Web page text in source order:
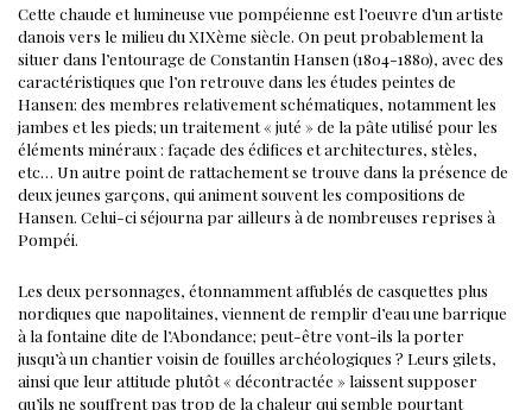
Cette chaude et lumineuse vue pompéienne est l’oeuvre d’un artiste
danois vers le milieu du XIXème siècle. On peut probablement la
situer dans l’entourage de Constantin Hansen (1804-1880), avec des
caractéristiques que l’on retrouve dans les études peintes de
Hansen: des membres relativement schématiques, notamment les
jambes et les pieds; un traitement « juté » de la pâte utilisé pour les
éléments minéraux : façade des édifices et architectures, stèles,
etc… Un autre point de rattachement se trouve dans la présence de
deux jeunes garçons, qui animent souvent les compositions de
Hansen. Celui-ci séjourna par ailleurs à de nombreuses reprises à
Pompéi.
Les deux personnages, étonnamment affublés de casquettes plus
nordiques que napolitaines, viennent de remplir d’eau une barrique
à la fontaine dite de l’Abondance; peut-être vont-ils la porter
jusqu’à un chantier voisin de fouilles archéologiques ? Leurs gilets,
ainsi que leur attitude plutôt « décontractée » laissent supposer
qu’ils ne souffrent pas trop de la chaleur qui semble pourtant